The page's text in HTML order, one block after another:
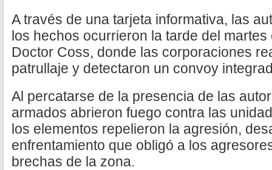
A través de una tarjeta informativa, las
los hechos ocurrieron la tarde del
Doctor Coss, donde las corporaciones
patrullaje y detectaron un convoy
Al percatarse de la presencia de las
armados abrieron fuego contra las
los elementos repelieron la agresión,
enfrentamiento que obligó a los
brechas de la zona.